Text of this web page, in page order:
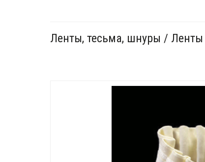
Ленты, тесьма, шнуры /